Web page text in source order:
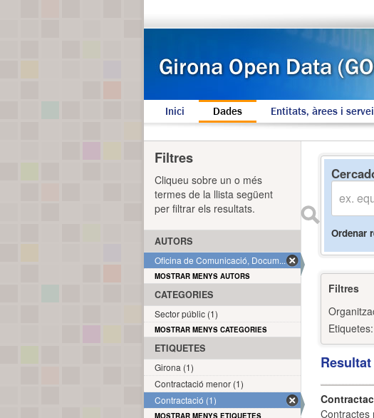
Inici Dades Entitats, àrees i
Ordenar
Filtres
Etiquetes:
Contractes
Filtres
Cliqueu sobre un o més
termes de la llista següent
per filtrar els resultats.
AUTORS
Oficina de Comunicació, Docum... (1)
MOSTRAR MENYS AUTORS
CATEGORIES
Sector públic (1)
MOSTRAR MENYS CATEGORIES
ETIQUETES
Girona (1)
Contractació menor (1)
Contractació (1)
MOSTRAR MENYS ETIQUETES